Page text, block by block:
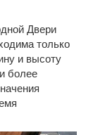
Двери
только
и высоту
более